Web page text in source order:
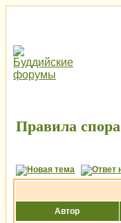
Правила спора
Автор